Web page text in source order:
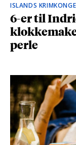
ISLANDS
6-er til
perle